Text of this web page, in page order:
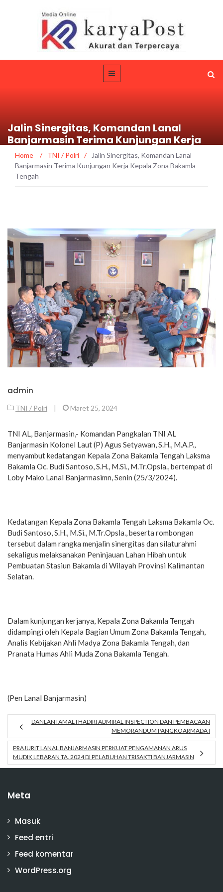
Jalin Sinergitas, Komandan Lanal
Banjarmasin Terima Kunjungan Kerja
Kepala Zona Bakamla Tengah
Home / TNI / Polri /
Jalin Sinergitas, Komandan Lanal
Banjarmasin Terima Kunjungan Kerja Kepala Zona Bakamla
Tengah
admin
TNI / Polri | Maret 25, 2024
TNI AL, Banjarmasin,- Komandan Pangkalan TNI AL
Banjarmasin Kolonel Laut (P) Agus Setyawan, S.H., M.A.P.,
menyambut kedatangan Kepala Zona Bakamla Tengah Laksma
Bakamla Oc. Budi Santoso, S.H., M.Si., M.Tr.Opsla., bertempat di
Loby Mako Lanal Banjarmasimn, Senin (25/3/2024).
Kedatangan Kepala Zona Bakamla Tengah Laksma Bakamla Oc.
Budi Santoso, S.H., M.Si., M.Tr.Opsla., beserta rombongan
tersebut dalam rangka menjalin sinergitas dan silaturahmi
sekaligus melaksanakan Peninjauan Lahan Hibah untuk
Pembuatan Stasiun Bakamla di Wilayah Provinsi Kalimantan
Selatan.
Dalam kunjungan kerjanya, Kepala Zona Bakamla Tengah
didampingi oleh Kepala Bagian Umum Zona Bakamla Tengah,
Analis Kebijakan Ahli Madya Zona Bakamla Tengah, dan
Pranata Humas Ahli Muda Zona Bakamla Tengah.
(Pen Lanal Banjarmasin)
DANLANTAMAL I HADIRI ADMIRAL INSPECTION DAN PEMBACAAN
MEMORANDUM PANGKOARMADA I
PRAJURIT LANAL BANJARMASIN PERKUAT PENGAMANAN ARUS
MUDIK LEBARAN TA. 2024 DI PELABUHAN TRISAKTI BANJARMASIN
Meta
Masuk
Feed entri
Feed komentar
WordPress.org